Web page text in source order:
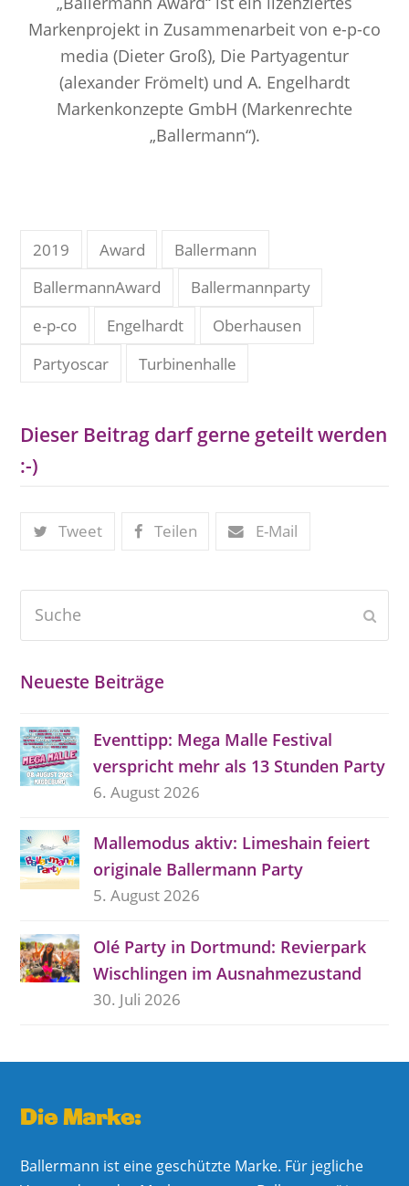
Markenprojekt in Zusammenarbeit von e-p-co
media (Dieter Groß), Die Partyagentur
(alexander Frömelt) und A. Engelhardt
Markenkonzepte GmbH (Markenrechte
„Ballermann“).
2019 Award
Ballermann
BallermannAward
Ballermannparty
e-p-co
Engelhardt
Oberhausen
Partyoscar
Turbinenhalle
Dieser Beitrag darf gerne geteilt werden
:-)
Tweet Teilen E-Mail
Neueste Beiträge
Eventtipp: Mega Malle Festival
verspricht mehr als 13 Stunden Party
6. August 2026
Mallemodus aktiv: Limeshain feiert
originale Ballermann Party
5. August 2026
Olé Party in Dortmund: Revierpark
Wischlingen im Ausnahmezustand
30. Juli 2026
Die Marke:
Ballermann ist eine geschützte Marke. Für jegliche